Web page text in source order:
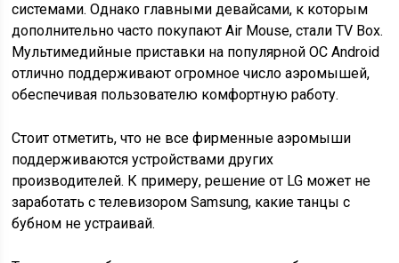
системами. Однако главными девайсами, к которым
дополнительно часто покупают Air Mouse, стали TV Box.
Мультимедийные приставки на популярной ОС Android
отлично поддерживают огромное число аэромышей,
обеспечивая пользователю комфортную работу.
Стоит отметить, что не все фирменные аэромыши
поддерживаются устройствами других
производителей. К примеру, решение от LG может не
заработать с телевизором Samsung, какие танцы с
бубном не устраивай.